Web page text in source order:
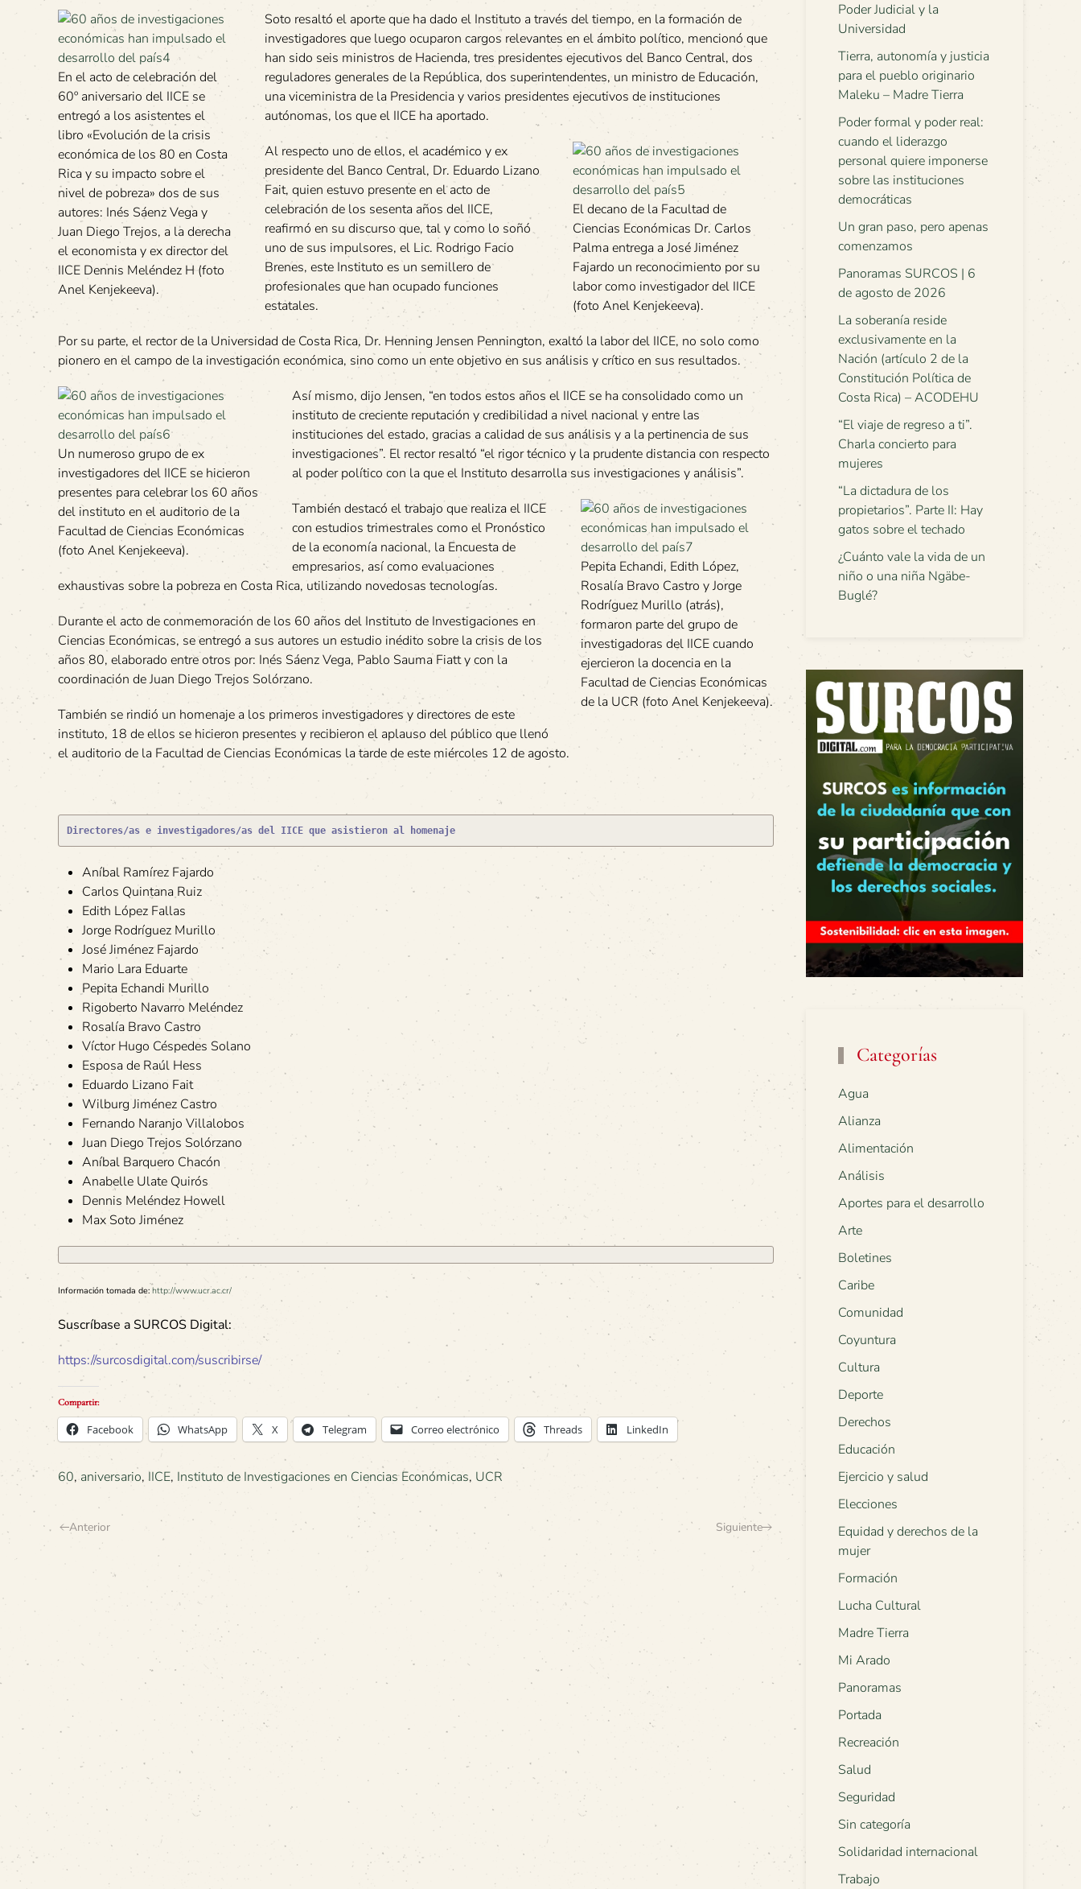
En el acto de celebración del
60º aniversario del IICE se
entregó a los asistentes el
libro «Evolución de la crisis
económica de los 80 en Costa
Rica y su impacto sobre el
nivel de pobreza» dos de sus
autores: Inés Sáenz Vega y
Juan Diego Trejos, a la derecha
el economista y ex director del
IICE Dennis Meléndez H (foto
Anel Kenjekeeva).
Soto resaltó el aporte que ha dado el Instituto a través del tiempo, en la formación de
investigadores que luego ocuparon cargos relevantes en el ámbito político, mencionó que
han sido seis ministros de Hacienda, tres presidentes ejecutivos del Banco Central, dos
reguladores generales de la República, dos superintendentes, un ministro de Educación,
una viceministra de la Presidencia y varios presidentes ejecutivos de instituciones
autónomas, los que el IICE ha aportado.
El decano de la Facultad de
Ciencias Económicas Dr. Carlos
Palma entrega a José Jiménez
Fajardo un reconocimiento por su
labor como investigador del IICE
(foto Anel Kenjekeeva).
Al respecto uno de ellos, el académico y ex
presidente del Banco Central, Dr. Eduardo Lizano
Fait, quien estuvo presente en el acto de
celebración de los sesenta años del IICE,
reafirmó en su discurso que, tal y como lo soñó
uno de sus impulsores, el Lic. Rodrigo Facio
Brenes, este Instituto es un semillero de
profesionales que han ocupado funciones
estatales.
Por su parte, el rector de la Universidad de Costa Rica, Dr. Henning Jensen Pennington, exaltó la labor del IICE, no solo como
pionero en el campo de la investigación económica, sino como un ente objetivo en sus análisis y crítico en sus resultados.
Un numeroso grupo de ex
investigadores del IICE se hicieron
presentes para celebrar los 60 años
del instituto en el auditorio de la
Facultad de Ciencias Económicas
(foto Anel Kenjekeeva).
Así mismo, dijo Jensen, “en todos estos años el IICE se ha consolidado como un
instituto de creciente reputación y credibilidad a nivel nacional y entre las
instituciones del estado, gracias a calidad de sus análisis y a la pertinencia de sus
investigaciones”. El rector resaltó “el rigor técnico y la prudente distancia con respecto
al poder político con la que el Instituto desarrolla sus investigaciones y análisis”.
Pepita Echandi, Edith López,
Rosalía Bravo Castro y Jorge
Rodríguez Murillo (atrás),
formaron parte del grupo de
investigadoras del IICE cuando
ejercieron la docencia en la
Facultad de Ciencias Económicas
de la UCR (foto Anel Kenjekeeva).
También destacó el trabajo que realiza el IICE
con estudios trimestrales como el Pronóstico
de la economía nacional, la Encuesta de
empresarios, así como evaluaciones
exhaustivas sobre la pobreza en Costa Rica, utilizando novedosas tecnologías.
Durante el acto de conmemoración de los 60 años del Instituto de Investigaciones en
Ciencias Económicas, se entregó a sus autores un estudio inédito sobre la crisis de los
años 80, elaborado entre otros por: Inés Sáenz Vega, Pablo Sauma Fiatt y con la
coordinación de Juan Diego Trejos Solórzano.
También se rindió un homenaje a los primeros investigadores y directores de este
instituto, 18 de ellos se hicieron presentes y recibieron el aplauso del público que llenó
el auditorio de la Facultad de Ciencias Económicas la tarde de este miércoles 12 de agosto.
Directores/as e investigadores/as del IICE que asistieron al homenaje
Aníbal Ramírez Fajardo
Carlos Quintana Ruiz
Edith López Fallas
Jorge Rodríguez Murillo
José Jiménez Fajardo
Mario Lara Eduarte
Pepita Echandi Murillo
Rigoberto Navarro Meléndez
Rosalía Bravo Castro
Víctor Hugo Céspedes Solano
Esposa de Raúl Hess
Eduardo Lizano Fait
Wilburg Jiménez Castro
Fernando Naranjo Villalobos
Juan Diego Trejos Solórzano
Aníbal Barquero Chacón
Anabelle Ulate Quirós
Dennis Meléndez Howell
Max Soto Jiménez
Información tomada de: http://www.ucr.ac.cr/
Suscríbase a SURCOS Digital:
https://surcosdigital.com/suscribirse/
Compartir:
Facebook WhatsApp X Telegram Correo electrónico Threads LinkedIn
60, aniversario, IICE, Instituto de Investigaciones en Ciencias Económicas, UCR
Anterior Siguiente
Poder Judicial y la
Universidad
Tierra, autonomía y justicia
para el pueblo originario
Maleku – Madre Tierra
Poder formal y poder real:
cuando el liderazgo
personal quiere imponerse
sobre las instituciones
democráticas
Un gran paso, pero apenas
comenzamos
Panoramas SURCOS | 6
de agosto de 2026
La soberanía reside
exclusivamente en la
Nación (artículo 2 de la
Constitución Política de
Costa Rica) – ACODEHU
“El viaje de regreso a ti”.
Charla concierto para
mujeres
“La dictadura de los
propietarios”. Parte II: Hay
gatos sobre el techado
¿Cuánto vale la vida de un
niño o una niña Ngäbe-
Buglé?
Categorías
Agua
Alianza
Alimentación
Análisis
Aportes para el desarrollo
Arte
Boletines
Caribe
Comunidad
Coyuntura
Cultura
Deporte
Derechos
Educación
Ejercicio y salud
Elecciones
Equidad y derechos de la
mujer
Formación
Lucha Cultural
Madre Tierra
Mi Arado
Panoramas
Portada
Recreación
Salud
Seguridad
Sin categoría
Solidaridad internacional
Trabajo